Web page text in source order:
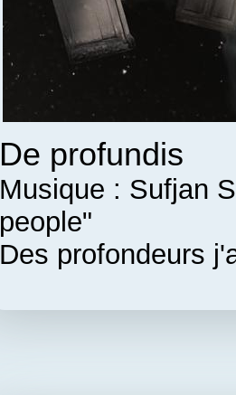
De profundis
Musique : Sufjan
people"
Des profondeurs